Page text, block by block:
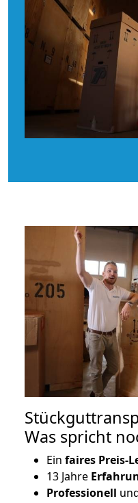
Was spricht
Ein faires Preis-
13 Jahre
Professionell